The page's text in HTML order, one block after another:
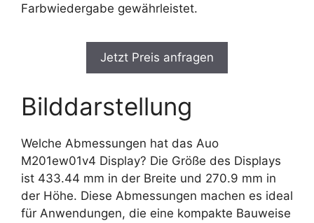
Farbwiedergabe gewährleistet.
Jetzt Preis anfragen
Bilddarstellung
Welche Abmessungen hat das Auo
M201ew01v4 Display? Die Größe des Displays
ist 433.44 mm in der Breite und 270.9 mm in
der Höhe. Diese Abmessungen machen es ideal
für Anwendungen, die eine kompakte Bauweise